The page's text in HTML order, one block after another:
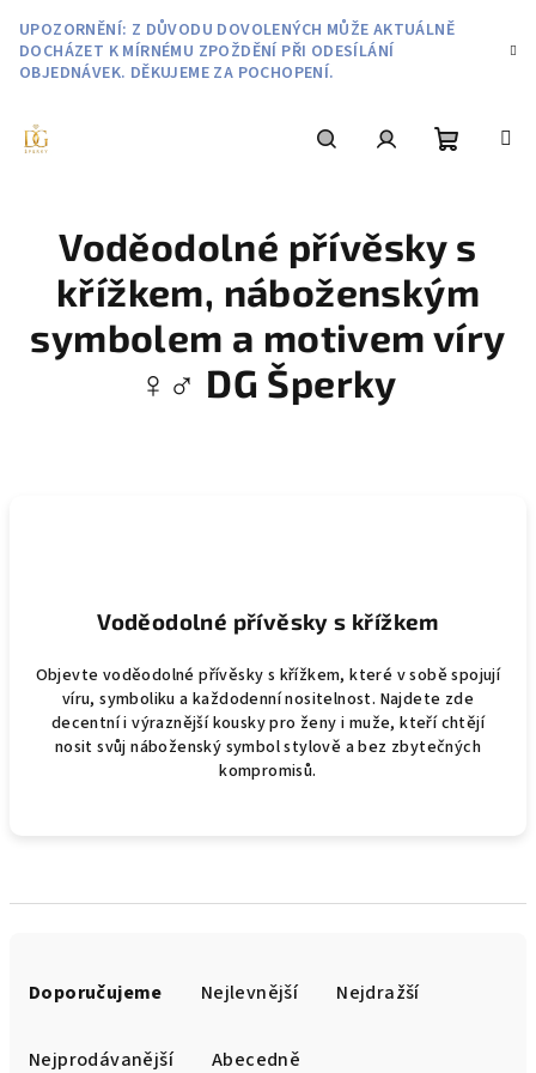
obsah
UPOZORNĚNÍ: Z DŮVODU DOVOLENÝCH MŮŽE AKTUÁLNĚ
DOCHÁZET K MÍRNÉMU ZPOŽDĚNÍ PŘI ODESÍLÁNÍ
OBJEDNÁVEK. DĚKUJEME ZA POCHOPENÍ.
košík
Voděodolné přívěsky s
křížkem, náboženským
symbolem a motivem víry
♀️♂️ DG Šperky
Voděodolné přívěsky s křížkem
Objevte voděodolné přívěsky s křížkem, které v sobě spojují
víru, symboliku a každodenní nositelnost. Najdete zde
decentní i výraznější kousky pro ženy i muže, kteří chtějí
nosit svůj náboženský symbol stylově a bez zbytečných
kompromisů.
Doporučujeme Nejlevnější Nejdražší
Nejprodávanější Abecedně